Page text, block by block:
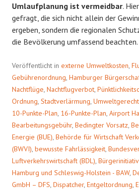
Umlaufplanung ist vermeidbar.
gefragt, die sich nicht allein der
ergeben, sondern die regionalen
die Bevölkerung umfassend beachten.
Veröffentlicht in externe Umweltkosten
Gebührenordnung Hamburger
Nachtflüge Nachtflugverbot
Ordnung Stadtverlärmung
10-Punkte-Plan 16-Punkte-Plan Airport
Bearbeitungsgebühr, Bedingter Vorsatz
Energie (BUE) Behörde für Wirtschaft
(BWVI) bewusste Fahrlässigkeit
Luftverkehrswirtschaft (BDL)
Hamburg und Schleswig-Holstein - BAW,
GmbH – DFS Dispatcher, Entgeltordnung